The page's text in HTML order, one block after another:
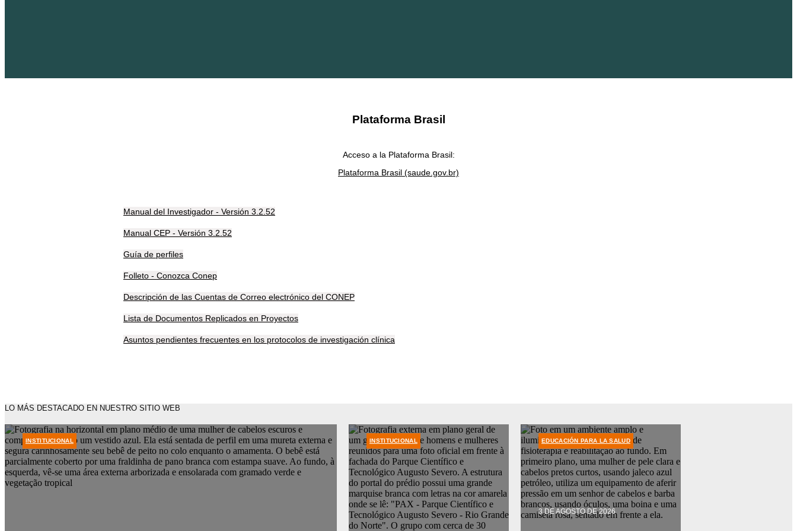
Plataforma Brasil
Acceso a la Plataforma Brasil:
Plataforma Brasil (saude.gov.br)
Manual del Investigador - Versión 3.2.52
Manual CEP - Versión 3.2.52
Guía de perfiles
Folleto - Conozca Conep
Descripción de las Cuentas de Correo electrónico del CONEP
Lista de Documentos Replicados en Proyectos
Asuntos pendientes frecuentes en los protocolos de investigación clínica
LO MÁS DESTACADO EN NUESTRO SITIO WEB
INSTITUCIONAL INSTITUCIONAL
3 DE AGOSTO DE 2026
EDUCACIÓN PARA LA SALUD